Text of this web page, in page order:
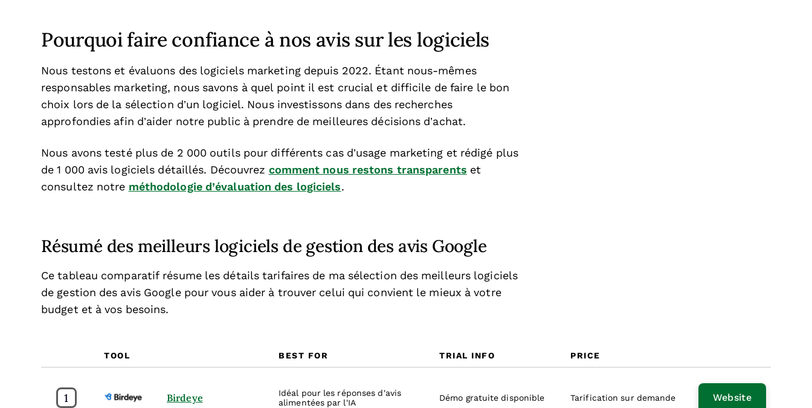
Pourquoi faire confiance à nos avis sur les logiciels
Nous testons et évaluons des logiciels marketing depuis 2022. Étant nous-mêmes
responsables marketing, nous savons à quel point il est crucial et difficile de faire le bon
choix lors de la sélection d’un logiciel. Nous investissons dans des recherches
approfondies afin d’aider notre public à prendre de meilleures décisions d’achat.
Nous avons testé plus de 2 000 outils pour différents cas d’usage marketing et rédigé plus
de 1 000 avis logiciels détaillés. Découvrez comment nous restons transparents et
consultez notre méthodologie d’évaluation des logiciels.
Résumé des meilleurs logiciels de gestion des avis Google
Ce tableau comparatif résume les détails tarifaires de ma sélection des meilleurs logiciels
de gestion des avis Google pour vous aider à trouver celui qui convient le mieux à votre
budget et à vos besoins.
TOOL BEST FOR TRIAL INFO PRICE
1 Birdeye
Idéal pour les réponses d'avis
alimentées par l'IA
Démo gratuite disponible Tarification sur demande Website